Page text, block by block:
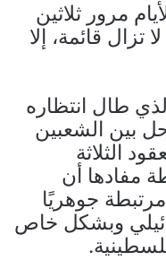
مرور ثلاثين
تزال قائمة، إلا
طال انتظاره
بين الشعبين
الثلاثة
مفادها أن
مرتبطة جوهريًا
وبشكل خاص